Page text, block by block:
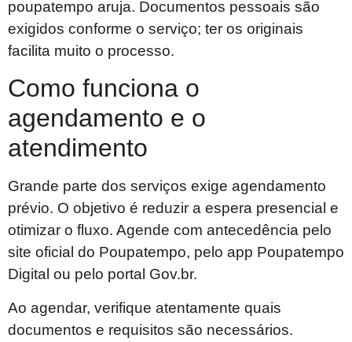
poupatempo aruja. Documentos pessoais são
exigidos conforme o serviço; ter os originais
facilita muito o processo.
Como funciona o
agendamento e o
atendimento
Grande parte dos serviços exige agendamento
prévio. O objetivo é reduzir a espera presencial e
otimizar o fluxo. Agende com antecedência pelo
site oficial do Poupatempo, pelo app Poupatempo
Digital ou pelo portal Gov.br.
Ao agendar, verifique atentamente quais
documentos e requisitos são necessários.